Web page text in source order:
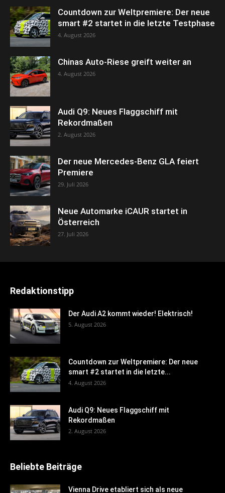
Countdown zur Weltpremiere: Der neue
smart #2 startet in die letzte Testphase
4. August 2026
Chinas Auto-Riese greift weiter an
4. August 2026
Audi Q9: Neues Flaggschiff mit
Rekordmaßen
2. August 2026
Der neue Mercedes-Benz GLA feiert
Premiere
29. Juli 2026
Neue Automarke iCAUR startet in
Österreich
27. Juli 2026
Redaktionstipp
Der Audi A2 kommt wieder! Elektrisch!
5. August 2026
Countdown zur Weltpremiere: Der neue
smart #2 startet in die letzte...
4. August 2026
Audi Q9: Neues Flaggschiff mit
Rekordmaßen
2. August 2026
Beliebte Beiträge
Vienna Drive etabliert sich als neue